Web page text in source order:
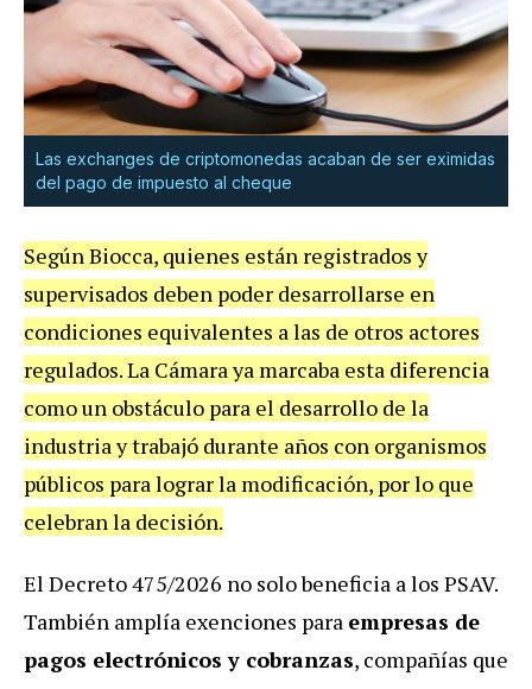
Las exchanges de criptomonedas acaban de ser eximidas
del pago de impuesto al cheque
Según Biocca, quienes están registrados y
supervisados deben poder desarrollarse en
condiciones equivalentes a las de otros actores
regulados. La Cámara ya marcaba esta diferencia
como un obstáculo para el desarrollo de la
industria y trabajó durante años con organismos
públicos para lograr la modificación, por lo que
celebran la decisión.
El Decreto 475/2026 no solo beneficia a los PSAV.
También amplía exenciones para empresas de
pagos electrónicos y cobranzas, compañías que